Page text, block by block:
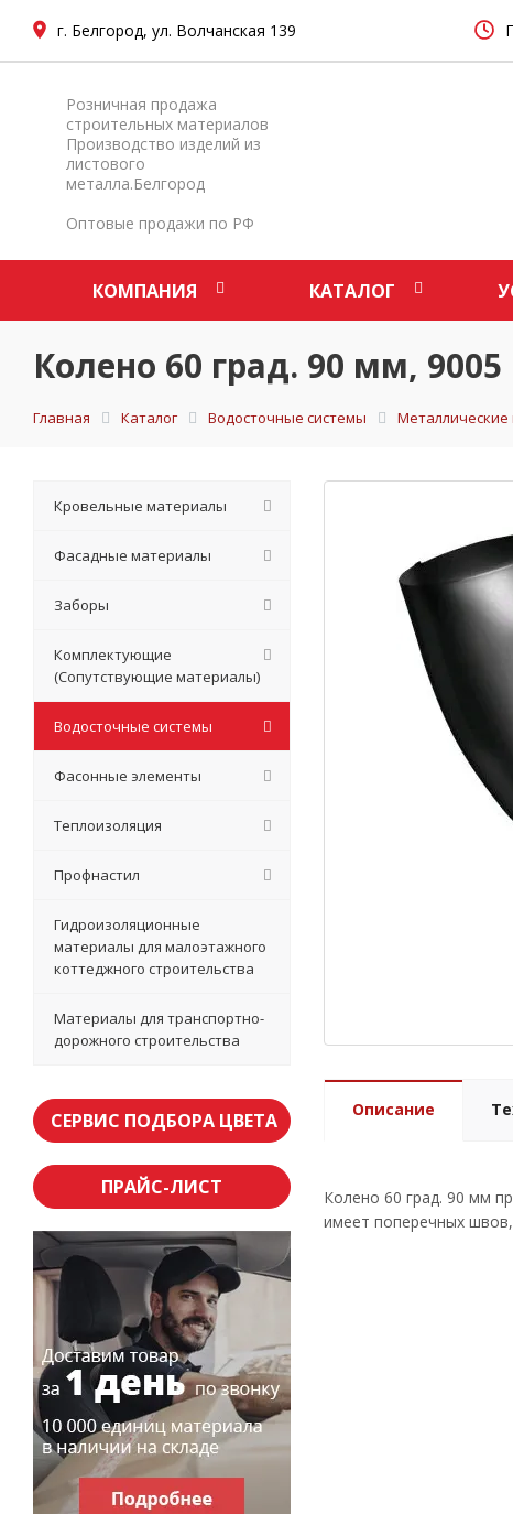
г. Белгород, ул. Волчанская 139
Розничная продажа
строительных материалов
Производство изделий из
листового
металла.Белгород
Оптовые продажи по РФ
КОМПАНИЯ КАТАЛОГ
Колено 60 град. 90 мм, 9005
Главная Каталог Водосточные системы
Описание
Колено 60 град. 90 мм
имеет поперечных
Кровельные материалы
Фасадные материалы
Заборы
Комплектующие
(Сопутствующие материалы)
Водосточные системы
Фасонные элементы
Теплоизоляция
Профнастил
Гидроизоляционные
материалы для малоэтажного
коттеджного строительства
Материалы для транспортно-
дорожного строительства
СЕРВИС ПОДБОРА ЦВЕТА
ПРАЙС-ЛИСТ